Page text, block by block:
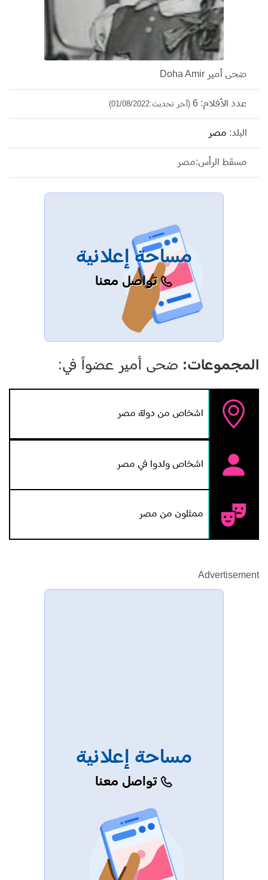
ضحى أمير Doha Amir
عدد الأفلام: 6 (آخر تحديث:01/08/2022)
البلد: مصر
مسقط الرأس:مصر
مساحة إعلانية
تواصل معنا
المجموعات: ضحى أمير عضواً في:
اشخاص من دولة مصر
اشخاص ولدوا في مصر
ممثلون من مصر
Advertisement
مساحة إعلانية
تواصل معنا